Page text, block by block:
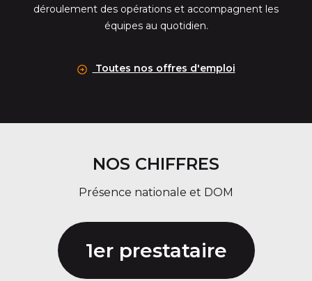
déroulement des opérations et accompagnent les
équipes au quotidien.
Toutes nos offres d'emploi
NOS CHIFFRES
Présence nationale et DOM
1er prestataire